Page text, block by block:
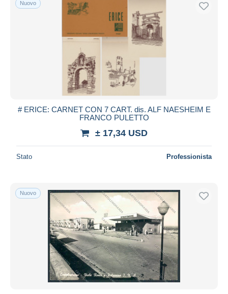
Spedizione gratuita
Bonifico bancario
Visa
Mastercard
Bancontact
iDeal
Residenza del venditore
Aggiorna
Nuovo
# ERICE: CARNET CON 7 CART. dis. ALF NAESHEIM E
FRANCO PULETTO
± 17,34 USD
Stato Professionista
Nuovo